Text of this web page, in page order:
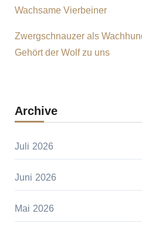
Wachsame Vierbeiner
Zwergschnauzer als
Gehört der Wolf zu uns
Archive
Juli 2026
Juni 2026
Mai 2026